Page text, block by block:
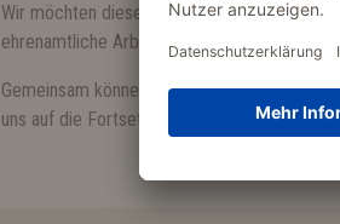
Wir möchten diese Gelegenheit nutzen, um
ehrenamtliche Arbeit oder die Adoption
Gemeinsam können wir einen positiven
uns auf die Fortsetzung dieser wichtigen